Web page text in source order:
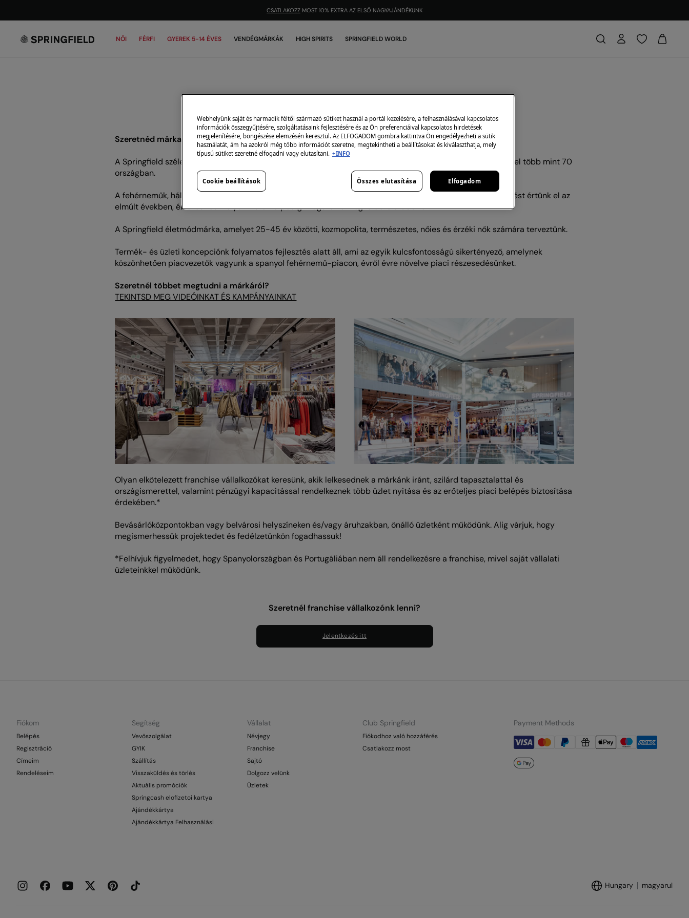
CSATLAKOZZ MOST 10% EXTRA AZ ELSŐ NAGYAJÁNDÉKUNK
NŐI FÉRFI GYEREK 5-14 ÉVES VENDÉGMÁRKÁK HIGH SPIRITS SPRINGFIELD WORLD
Franchise
Szeretnéd márkanevünket bevezetni piacodon?
A Springfield széles franchise-hálózattal rendelkezik, mégpedig több mint 250 üzlettel és bizonyított sikerrel több mint 70
országban.
A fehérneműk, hálóruhák és fürdőruhák szegmens alapos ismerete révén folyamatos és rendkívüli növekedést értünk el az
elmúlt években, értékesítési helyeink száma pedig világszerte meghaladta a 650-et.
A Springfield életmódmárka, amelyet 25-45 év közötti, kozmopolita, természetes, nőies és érzéki nők számára terveztünk.
Termék- és üzleti koncepciónk folyamatos fejlesztés alatt áll, ami az egyik kulcsfontosságú sikertényező, amelynek
köszönhetően piacvezetők vagyunk a spanyol fehérnemű-piacon, évről évre növelve piaci részesedésünket.
Szeretnél többet megtudni a márkáról?
TEKINTSD MEG VIDEÓINKAT ÉS KAMPÁNYAINKAT
Olyan elkötelezett franchise vállalkozókat keresünk, akik lelkesednek a márkánk iránt, szilárd tapasztalattal és
országismerettel, valamint pénzügyi kapacitással rendelkeznek több üzlet nyitása és az erőteljes piaci belépés biztosítása
érdekében.*
Bevásárlóközpontokban vagy belvárosi helyszíneken és/vagy áruhzakban, önálló üzletként működünk. Alig várjuk, hogy
megismerhessük projektedet és fedélzetünkön fogadhassuk!
*Felhívjuk figyelmedet, hogy Spanyolországban és Portugáliában nem áll rendelkezésre a franchise, mivel saját vállalati
üzleteinkkel működünk.
Szeretnél franchise vállalkozónk lenni?
Jelentkezés itt
Fiókom
Belépés
Regisztráció
Címeim
Rendeléseim
Segítség
Vevőszolgálat
GYIK
Szállítás
Visszaküldés és törlés
Aktuális promóciók
Springcash elofizetoi kartya
Ajándékkártya
Ajándékkártya Felhasználási
Vállalat
Névjegy
Franchise
Sajtó
Dolgozz velünk
Üzletek
Club Springfield
Fiókodhoz való hozzáférés
Csatlakozz most
Payment Methods
Hungary magyarul
Webhelyünk saját és harmadik féltől származó sütiket használ a portál kezelésére, a felhasználásával kapcsolatos
információk összegyűjtésére, szolgáltatásaink fejlesztésére és az Ön preferenciáival kapcsolatos hirdetések
megjelenítésére, böngészése elemzésén keresztül. Az ELFOGADOM gombra kattintva Ön engedélyezheti a sütik
használatát, ám ha azokról még több információt szeretne, megtekintheti a beállításokat és kiválaszthatja, mely
típusú sütiket szeretné elfogadni vagy elutasítani. +INFO
Összes elutasítása Elfogadom
Cookie beállítások